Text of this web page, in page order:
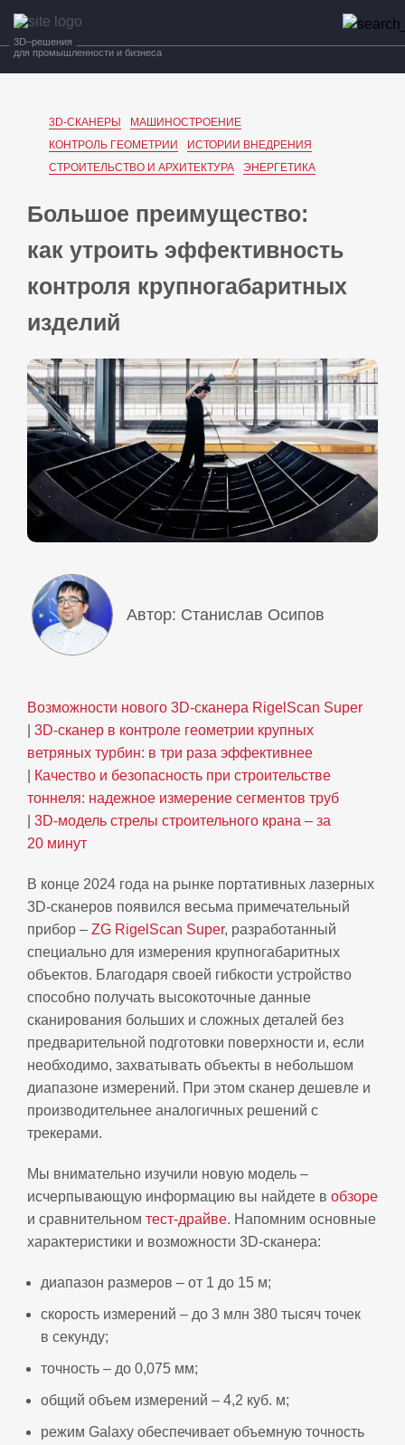
3D–решения
для промышленности и бизнеса
3D-СКАНЕРЫ
МАШИНОСТРОЕНИЕ
КОНТРОЛЬ ГЕОМЕТРИИ
ИСТОРИИ ВНЕДРЕНИЯ
СТРОИТЕЛЬСТВО И АРХИТЕКТУРА
ЭНЕРГЕТИКА
Большое преимущество:
как утроить эффективность
контроля крупногабаритных
изделий
Автор: Станислав Осипов
Возможности нового 3D‑сканера RigelScan Super
3D‑сканер в контроле геометрии крупных
ветряных турбин: в три раза эффективнее
Качество и безопасность при строительстве
тоннеля: надежное измерение сегментов труб
3D‑модель стрелы строительного крана – за
20 минут
В конце 2024 года на рынке портативных лазерных
3D‑сканеров появился весьма примечательный
прибор – ZG RigelScan Super, разработанный
специально для измерения крупногабаритных
объектов. Благодаря своей гибкости устройство
способно получать высокоточные данные
сканирования больших и сложных деталей без
предварительной подготовки поверхности и, если
необходимо, захватывать объекты в небольшом
диапазоне измерений. При этом сканер дешевле и
производительнее аналогичных решений с
трекерами.
Мы внимательно изучили новую модель –
исчерпывающую информацию вы найдете в обзоре
и сравнительном тест-драйве. Напомним основные
характеристики и возможности 3D‑сканера:
диапазон размеров – от 1 до 15 м;
скорость измерений – до 3 млн 380 тысяч точек
в секунду;
точность – до 0,075 мм;
общий объем измерений – 4,2 куб. м;
режим Galaxy обеспечивает объемную точность